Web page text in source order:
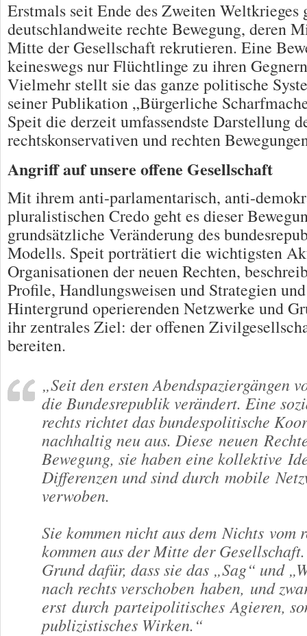
Erstmals seit Ende des Zweiten Weltkrieges
deutschlandweite rechte Bewegung, deren
Mitte der Gesellschaft rekrutieren. Eine
keineswegs nur Flüchtlinge zu ihren
Vielmehr stellt sie das ganze politische
seiner Publikation „Bürgerliche
Speit die derzeit umfassendste Darstellung
rechtskonservativen und rechten
Angriff auf unsere offene Gesellschaft
Mit ihrem anti-parlamentarisch, anti-
pluralistischen Credo geht es dieser
grundsätzliche Veränderung des
Modells. Speit porträtiert die wichtigsten
Organisationen der neuen Rechten,
Profile, Handlungsweisen und Strategien
Hintergrund operierenden Netzwerke und
ihr zentrales Ziel: der offenen
bereiten.
„Seit den ersten Abendspaziergängen
die Bundesrepublik verändert. Eine
rechts richtet das bundespolitische
nachhaltig neu aus. Diese neuen
Bewegung, sie haben eine kollektive
Differenzen und sind durch mobile
verwoben.
Sie kommen nicht aus dem Nichts vom
kommen aus der Mitte der
Grund dafür, dass sie das „Sag“ und
nach rechts verschoben haben, und
erst durch parteipolitisches Agieren,
publizistisches Wirken.“